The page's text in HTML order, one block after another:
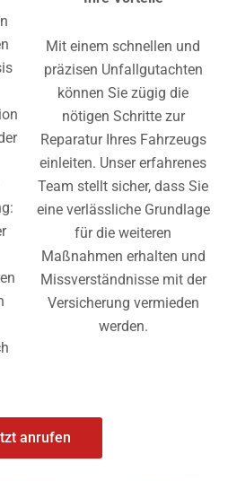
Mit einem schnellen und
präzisen Unfallgutachten
können Sie zügig die
nötigen Schritte zur
Reparatur Ihres Fahrzeugs
einleiten. Unser erfahrenes
Team stellt sicher, dass Sie
eine verlässliche Grundlage
für die weiteren
Maßnahmen erhalten und
Missverständnisse mit der
Versicherung vermieden
werden.
anrufen